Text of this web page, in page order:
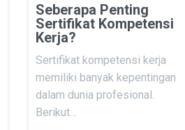
Seberapa Penting
Sertifikat Kompetensi
Kerja?
Sertifikat kompetensi kerja
memiliki banyak kepentingan
dalam dunia profesional.
Berikut…